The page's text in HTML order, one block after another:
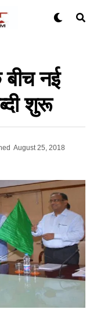
बीच नई
शुरू
August 25, 2018